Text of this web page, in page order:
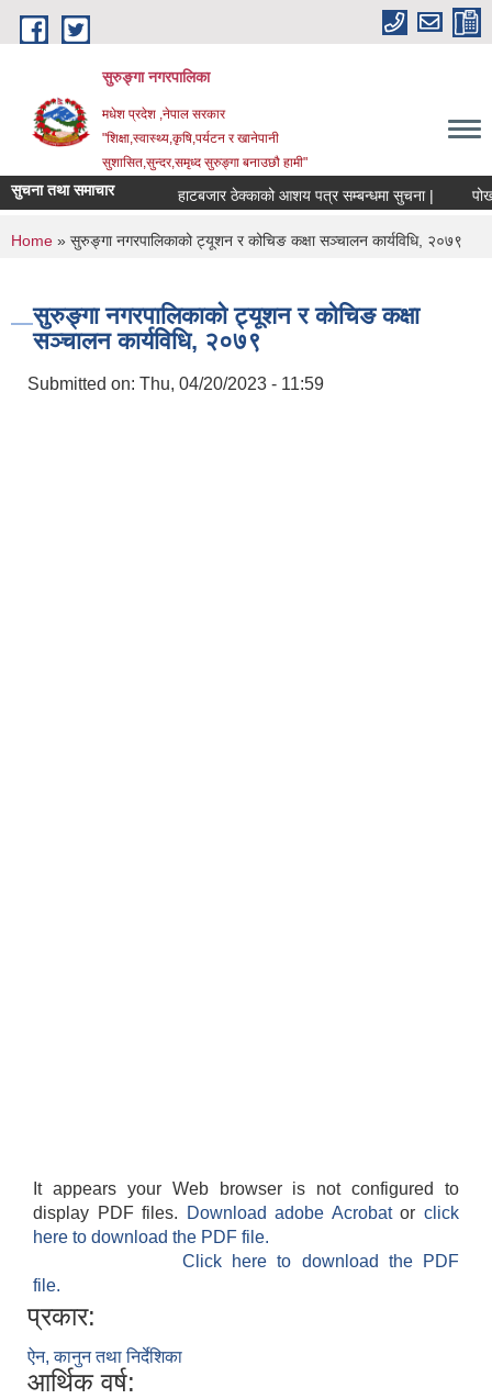
Skip to main content
सुरुङ्‍गा नगरपालिका
मधेश प्रदेश ,नेपाल सरकार
"शिक्षा,स्वास्थ्य,कृषि,पर्यटन र खानेपानी
सुशासित,सुन्दर,समृध्द सुरुङ्गा बनाउछौ हामी"
सुचना तथा समाचार हाटबजार ठेक्काको आशय पत्र सम्बन्धमा सुचना |
You are here
Home » सुरुङ्गा नगरपालिकाको ट्यूशन र कोचिङ कक्षा सञ्चालन कार्यविधि, २०७९
सुरुङ्गा नगरपालिकाको ट्यूशन र कोचिङ कक्षा
सञ्चालन कार्यविधि, २०७९
Submitted on: Thu, 04/20/2023 - 11:59
It appears your Web browser is not configured to
display PDF files.
Download adobe Acrobatorclick
here to download the PDF file.
Click here to download the PDF
file.
प्रकार:
ऐन, कानुन तथा निर्देशिका
आर्थिक वर्ष: